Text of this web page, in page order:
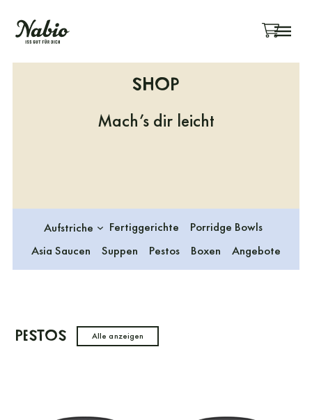
Shop
Mach’s dir leicht
Aufstriche Fertiggerichte
Porridge Bowls
Asia Saucen
Suppen Pestos Boxen Angebote
Pestos Alle anzeigen